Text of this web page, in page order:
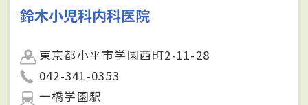
鈴木小児科内科医院
東京都小平市学園西町2-11-28
042-341-0353
一橋学園駅